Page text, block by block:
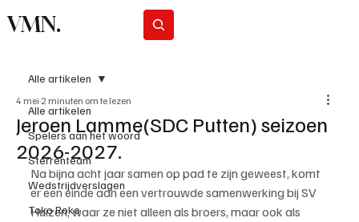
VMN.
Alle artikelen
Spelers aan het woord
Sterrenteam
Wedstrijdverslagen
Toko Roko
Alle artikelen
Jeroen Lamme(SDC Putten) seizoen
2026-2027.
4 mei 2 minuten om te lezen
Na bijna acht jaar samen op pad te zijn geweest, komt
er een einde aan een vertrouwde samenwerking bij SV
Huizen, waar ze niet alleen als broers, maar ook als